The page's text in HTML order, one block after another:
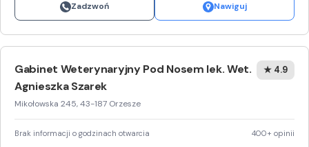
Zadzwoń Nawiguj
Gabinet Weterynaryjny Pod Nosem lek. Wet.
Agnieszka Szarek
Mikołowska 245, 43-187 Orzesze
★ 4.9
Brak informacji o godzinach otwarcia 400+ opinii